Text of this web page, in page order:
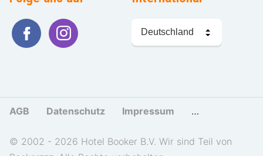
wählen
AGB Datenschutz Impressum Cookies und
© 2002 - 2026 Hotel Booker B.V. Wir sind Teil von